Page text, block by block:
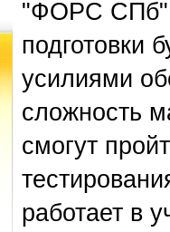
"ФОРС СПб".
подготовки
усилиями
сложность
смогут
работает в